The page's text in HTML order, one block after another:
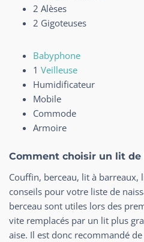
2 Alèses
2 Gigoteuses
Babyphone
1 Veilleuse
Humidificateur
Mobile
Commode
Armoire
Comment choisir un lit de
Couffin, berceau, lit à
conseils pour votre liste de
berceau sont utiles lors des
vite remplacés par un lit plus
aise. Il est donc recommandé